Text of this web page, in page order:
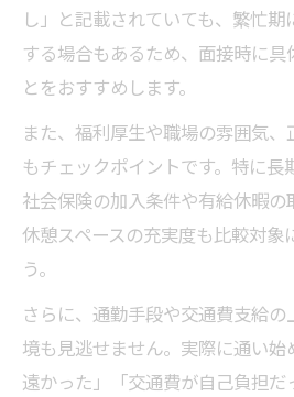
し」と記載されていても、繁忙
する場合もあるため、面接時に
とをおすすめします。
また、福利厚生や職場の雰囲気
もチェックポイントです。特に長
社会保険の加入条件や有給休暇
休憩スペースの充実度も比較対象
う。
さらに、通勤手段や交通費支給
境も見逃せません。実際に通い始
遠かった」「交通費が自己負担